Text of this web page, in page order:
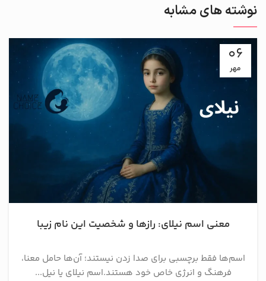
نوشته های مشابه
06
مهر
معنی اسم نیلای: رازها و شخصیت این نام زیبا
اسم‌ها فقط برچسبی برای صدا زدن نیستند؛ آن‌ها حامل معنا،
فرهنگ و انرژی خاص خود هستند.اسم نیلای یا نیل...